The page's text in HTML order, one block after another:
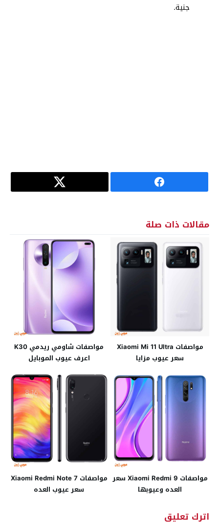
جنية.
مقالات ذات صلة
مواصفات Xiaomi Mi 11 Ultra
سعر عيوب مزايا
مواصفات شاومي ريدمي K30
اعرف عيوب الموبايل
مواصفات Xiaomi Redmi 9 سعر
العده وعيوبها
مواصفات Xiaomi Redmi Note 7
سعر عيوب العده
اترك تعليق